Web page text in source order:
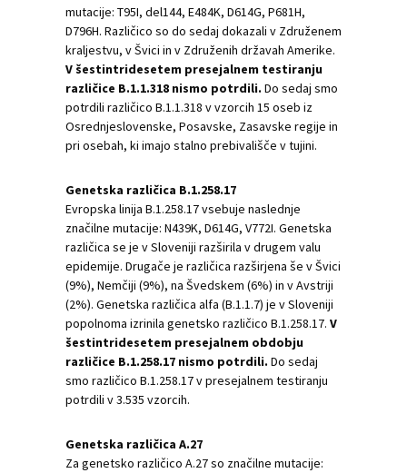
mutacije: T95I, del144, E484K, D614G, P681H,
D796H. Različico so do sedaj dokazali v Združenem
kraljestvu, v Švici in v Združenih državah Amerike.
V šestintridesetem presejalnem testiranju
različice B.1.1.318 nismo potrdili. Do sedaj smo
potrdili različico B.1.1.318 v vzorcih 15 oseb iz
Osrednjeslovenske, Posavske, Zasavske regije in
pri osebah, ki imajo stalno prebivališče v tujini.
Genetska različica B.1.258.17
Evropska linija B.1.258.17 vsebuje naslednje
značilne mutacije: N439K, D614G, V772I. Genetska
različica se je v Sloveniji razširila v drugem valu
epidemije. Drugače je različica razširjena še v Švici
(9%), Nemčiji (9%), na Švedskem (6%) in v Avstriji
(2%). Genetska različica alfa (B.1.1.7) je v Sloveniji
popolnoma izrinila genetsko različico B.1.258.17. V
šestintridesetem presejalnem obdobju
različice B.1.258.17 nismo potrdili. Do sedaj
smo različico B.1.258.17 v presejalnem testiranju
potrdili v 3.535 vzorcih.
Genetska različica A.27
Za genetsko različico A.27 so značilne mutacije: